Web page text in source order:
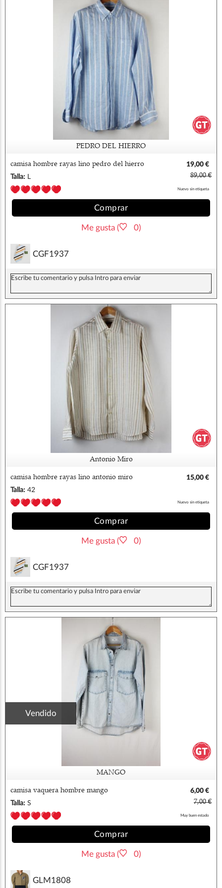
PEDRO DEL HIERRO
camisa hombre rayas lino pedro del hierro
19,00 €
Talla: L 89,00 €
Nuevo sin etiqueta
Comprar
Me gusta ( 0)
CGF1937
Antonio Miro
camisa hombre rayas lino antonio miro
15,00 €
Talla: 42
Nuevo sin etiqueta
Comprar
Me gusta ( 0)
CGF1937
Vendido
MANGO
camisa vaquera hombre mango
6,00 €
Talla: S 7,00 €
Muy buen estado
Comprar
Me gusta ( 0)
GLM1808